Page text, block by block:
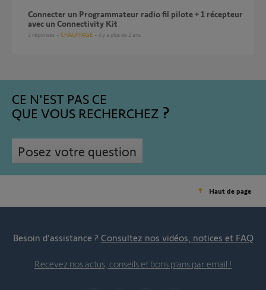
Connecter un Programmateur radio fil pilote + 1 récepteur
avec un Connectivity Kit
2 réponses CHAUFFAGE il y a plus de 2 ans
CE N'EST PAS CE
QUE VOUS RECHERCHEZ
Posez votre question
Haut de page
Besoin d’assistance ? Consultez nos vidéos, notices et FAQ
Recevez nos actus, conseils et bons plans par email !